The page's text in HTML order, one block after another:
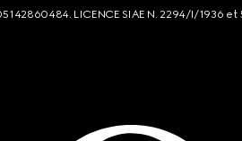
LICENCE SIAE N. 2294/I/1936